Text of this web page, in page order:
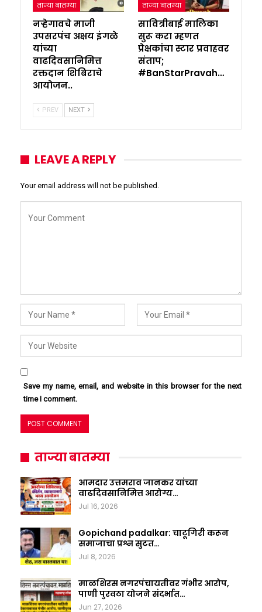
ताज्या बातम्या
नऱ्हेगावचे माजी
उपसरपंच अक्षय इंगळे
यांच्या
वाढदिवसानिमित्त
रक्तदान शिबिराचे
आयोजन..
ताज्या बातम्या
सावित्रीबाई मालिका
सुरू करा म्हणत
प्रेक्षकांचा स्टार प्रवाहवर
संताप;
#BanStarPravah…
PREV NEXT
LEAVE A REPLY
Your email address will not be published.
Save my name, email, and website in this browser for the next
time I comment.
ताज्या बातम्या
आमदार उत्तमराव जानकर यांच्या
वाढदिवसानिमित्त आरोग्य…
Jul 16, 2026
Gopichand padalkar: चाटूगिरी करून
समाजाचा प्रश्न सुटत…
Jul 8, 2026
माळशिरस नगरपंचायतीवर गंभीर आरोप,
पाणी पुरवठा योजने संदर्भात…
Jun 27, 2026